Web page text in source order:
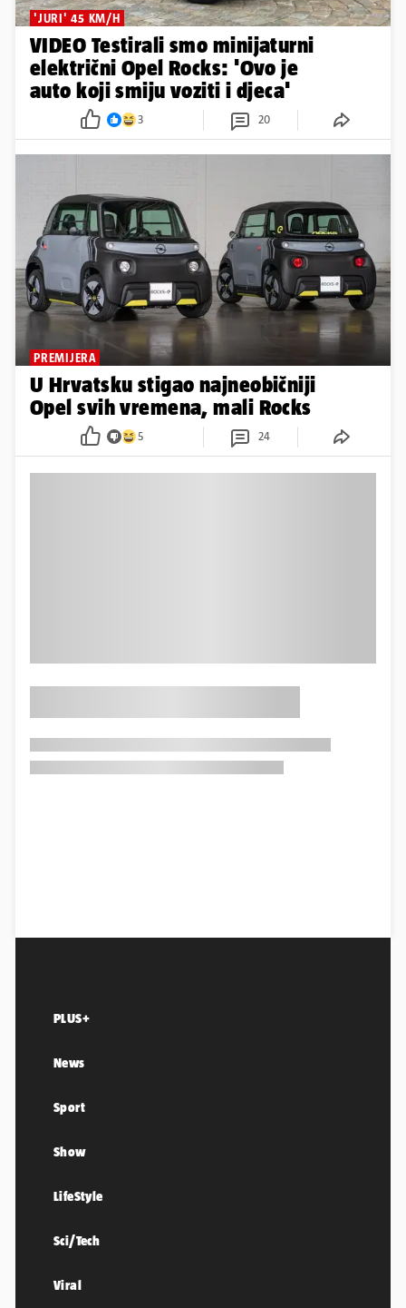
'JURI' 45 KM/H
VIDEO Testirali smo minijaturni
električni Opel Rocks: 'Ovo je
auto koji smiju voziti i djeca'
3 20
PREMIJERA
U Hrvatsku stigao najneobičniji
Opel svih vremena, mali Rocks
5 24
PLUS+
News
Sport
Show
LifeStyle
Sci/Tech
Viral